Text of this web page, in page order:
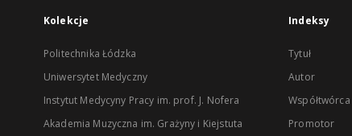
Kolekcje
Politechnika Łódzka
Uniwersytet Medyczny
Instytut Medycyny Pracy im. prof. J. Nofera
Akademia Muzyczna im. Grażyny i Kiejstuta
Indeksy
Tytuł
Autor
Współtwórca
Promotor